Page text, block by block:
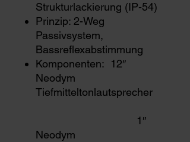
Strukturlackierung (IP-54)
Prinzip: 2-Weg
Passivsystem,
Bassreflexabstimmung
Komponenten: 12″
Neodym
Tiefmitteltonlautsprecher
1″
Neodym